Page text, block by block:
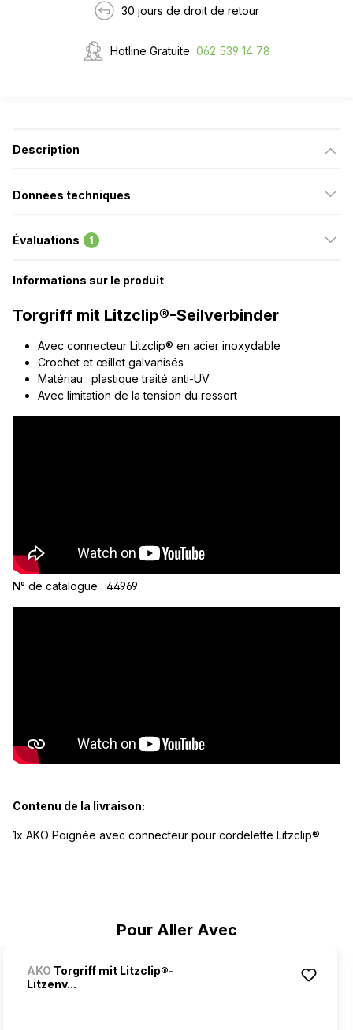
30 jours de droit de retour
Hotline Gratuite 062 539 14 78
Pour Aller Avec
AKO Torgriff mit Litzclip®-
Litzenv...
Description
Données techniques
Évaluations 1
Informations sur le produit
Torgriff mit Litzclip®-Seilverbinder
Avec connecteur Litzclip® en acier inoxydable
Crochet et œillet galvanisés
Matériau : plastique traité anti-UV
Avec limitation de la tension du ressort
N° de catalogue : 44969
Contenu de la livraison:
1x AKO Poignée avec connecteur pour cordelette Litzclip®